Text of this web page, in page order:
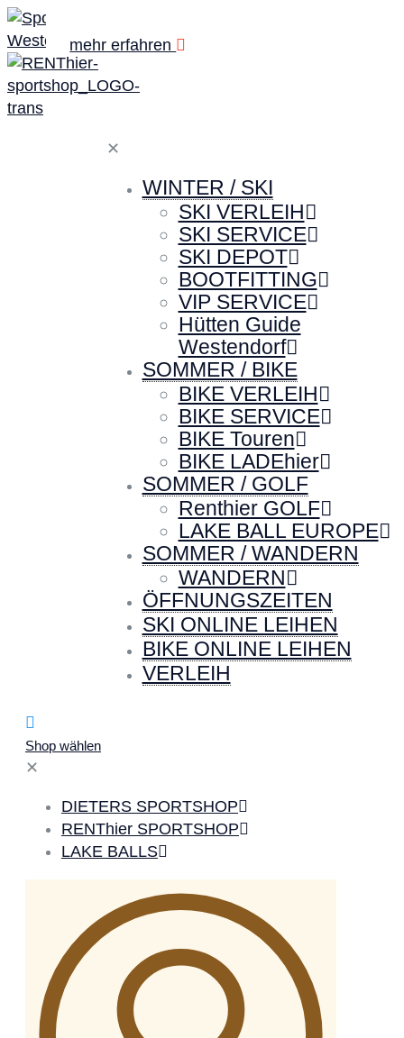
✕
WINTER / SKI
SKI VERLEIH
SKI SERVICE
SKI DEPOT
BOOTFITTING
VIP SERVICE
Hütten Guide
Westendorf
SOMMER / BIKE
BIKE VERLEIH
BIKE SERVICE
BIKE Touren
BIKE LADEhier
SOMMER / GOLF
Renthier GOLF
LAKE BALL EUROPE
SOMMER / WANDERN
WANDERN
ÖFFNUNGSZEITEN
SKI ONLINE LEIHEN
BIKE ONLINE LEIHEN
VERLEIH
Shop wählen
✕
DIETERS SPORTSHOP
RENThier SPORTSHOP
LAKE BALLS
mehr erfahren
mehr erfahren